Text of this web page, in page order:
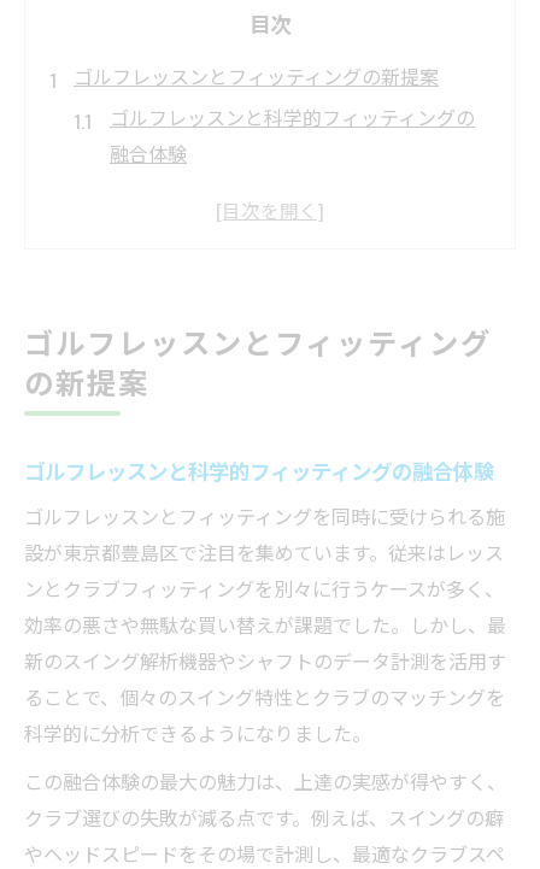
目次
ゴルフレッスンとフィッティングの新提案
ゴルフレッスンと科学的フィッティングの
融合体験
データ解析を活かしたフィッティングのメ
リット
池袋エリアで話題のゴルフレッスン新スタ
イル
マンツーマン対応が魅力の上達法を探る
ゴルフレッスンはマンツーマンで効果的に
上達
個別対応のゴルフレッスンで得られる安心
感
初心者も安心なマンツーマンレッスンの特
徴
池袋のゴルフレッスンで人気の丁寧な指導
法
フィッティング併用で実感する上達のスピ
ゴルフレッスンとフィッティング
の新提案
ゴルフレッスンと科学的フィッティングの融合体験
ゴルフレッスンとフィッティングを同時に受けられる施
設が東京都豊島区で注目を集めています。従来はレッス
ンとクラブフィッティングを別々に行うケースが多く、
効率の悪さや無駄な買い替えが課題でした。しかし、最
新のスイング解析機器やシャフトのデータ計測を活用す
ることで、個々のスイング特性とクラブのマッチングを
科学的に分析できるようになりました。
この融合体験の最大の魅力は、上達の実感が得やすく、
クラブ選びの失敗が減る点です。例えば、スイングの癖
やヘッドスピードをその場で計測し、最適なクラブスペ